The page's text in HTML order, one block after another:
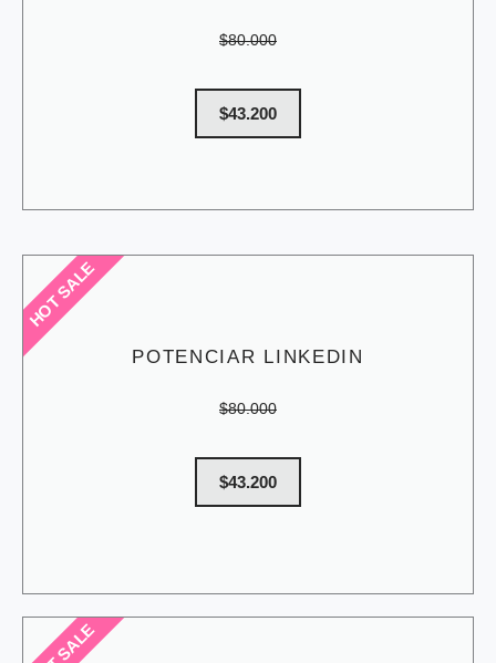
$80.000
$43.200
POTENCIAR LINKEDIN
$80.000
$43.200
HOT SALE